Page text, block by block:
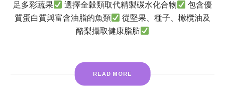
足多彩蔬果
選擇全穀類取代精製碳水化合物
包含優
質蛋白質與富含油脂的魚類
從堅果、種子、橄欖油及
酪梨攝取健康脂肪
READ MORE